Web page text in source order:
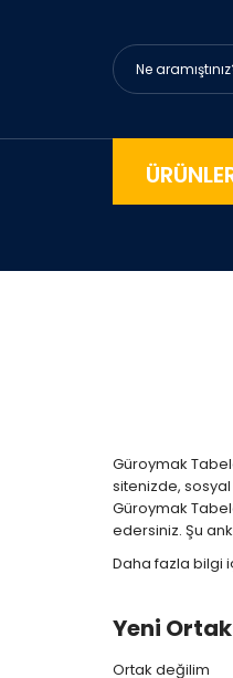
Güroymak
sitenizde,
Güroymak
edersiniz. Şu
Daha fazla bilgi
Yeni Ortak
Ortak değilim